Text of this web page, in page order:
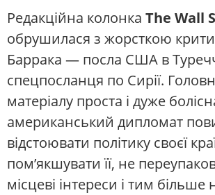
Редакційна колонка The Wall
обрушилася з жорсткою
Баррака — посла США в
спецпосланця по Сирії.
матеріалу проста і дуже
американський дипломат
відстоювати політику своєї
пом’якшувати її, не
місцеві інтереси і тим більше